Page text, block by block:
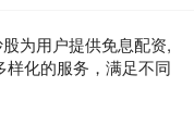
为用户提供免息配资,
化的服务，满足不同